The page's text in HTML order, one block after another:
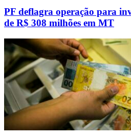
PF deflagra operação para
de R$ 308 milhões em MT